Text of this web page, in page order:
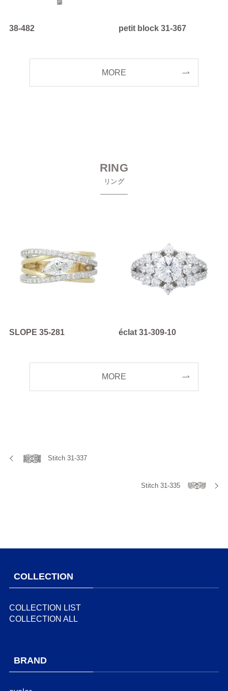
38-482 petit block 31-367
MORE
RING
リング
SLOPE 35-281 éclat 31-309-10
MORE
Stitch 31-337
Stitch 31-335
COLLECTION
COLLECTION LIST
COLLECTION ALL
BRAND